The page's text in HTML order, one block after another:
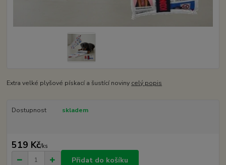
Extra velké plyšové pískací a šustící noviny celý popis
Dostupnost skladem
519 Kč/ks
Přidat do košíku